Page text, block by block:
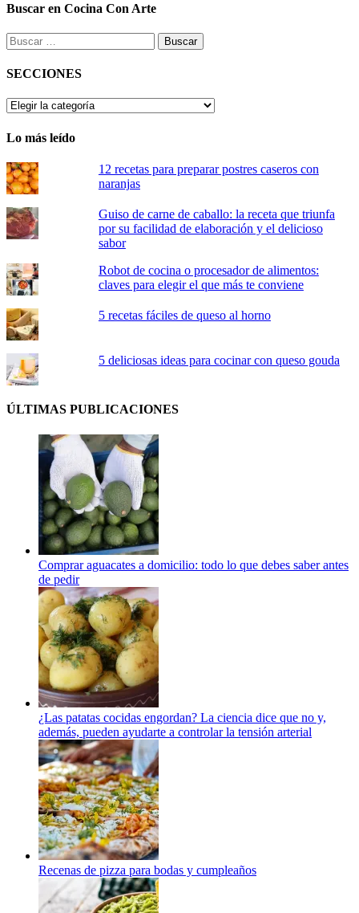
Buscar en Cocina Con Arte
Buscar:
SECCIONES
SECCIONES
Lo más leído
12 recetas para preparar postres caseros con
naranjas
Guiso de carne de caballo: la receta que triunfa
por su facilidad de elaboración y el delicioso
sabor
Robot de cocina o procesador de alimentos:
claves para elegir el que más te conviene
5 recetas fáciles de queso al horno
5 deliciosas ideas para cocinar con queso gouda
ÚLTIMAS PUBLICACIONES
Comprar aguacates a domicilio: todo lo que debes saber antes
de pedir
¿Las patatas cocidas engordan? La ciencia dice que no y,
además, pueden ayudarte a controlar la tensión arterial
Recenas de pizza para bodas y cumpleaños